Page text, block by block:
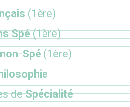
(1ère)
Spé(1ère)
Spé(1ère)
deSpécialité